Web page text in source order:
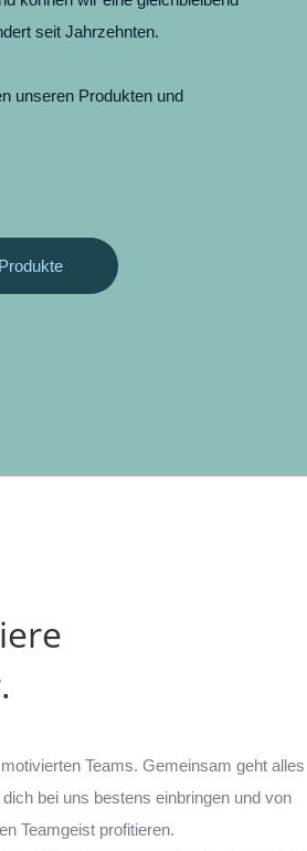
seit Jahrzehnten.
unseren Produkten und
Produkte
Teams. Gemeinsam geht alles
bei uns bestens einbringen und von
Teamgeist profitieren.